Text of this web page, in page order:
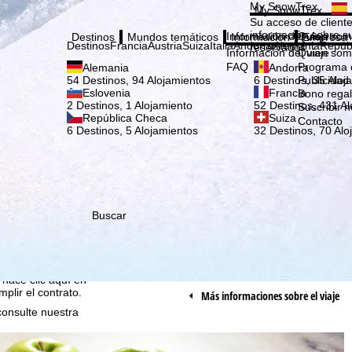
nosotros, TravelTrex
utilizando
ello necesitamos su
datos personales
en EE.UU.
clic aquí en
el contrato.
nuestra
el propósito del
My SnowTrex
My SnowTrex
Su acceso de
información sobre
reservados.
Destinos
DestinosFranciaAustriaSuizaItaliaAndorraAlemania
Alemania
54 Destinos, 94 Alojamientos
Andorra
6 Destinos, 35
Eslovenia
2 Destinos, 1 Alojamiento
Francia
52 Destinos, 431
República Checa
6 Destinos, 5 Alojamientos
Suiza
32 Destinos, 70
Mundos temáticos Información
Información del viaje
Información del viaje
FAQ
Empresa
Quien
Quien
Programa
Bono
Suscribir
Contacto
Buscar
Más informaciones sobre el viaje